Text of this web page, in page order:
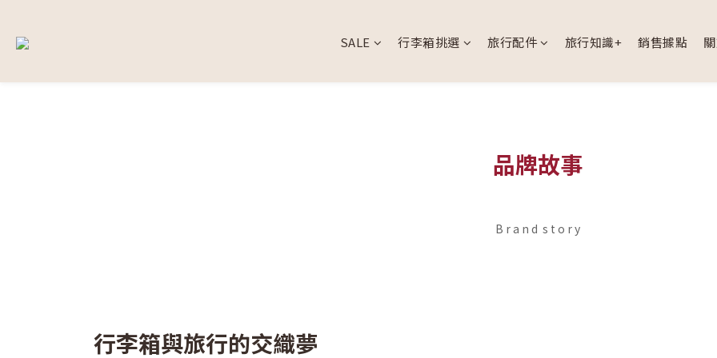
SALE 行李箱挑選 旅行配件 旅行知識+ 銷售據點
品牌故事
B r a n d s t o r y
行李箱與旅行的交織夢